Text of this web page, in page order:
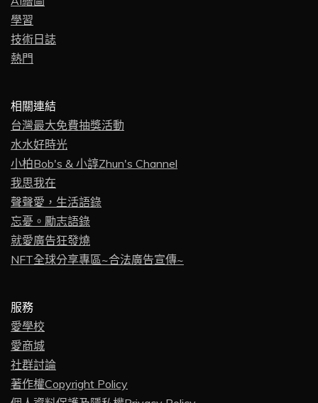
學習
技術日誌
熱門
相關連結
台灣最大免費抽獎活動
水水好時光
小柏Bob's & 小諄Zhun's Channel
我思我在
聲聲愛，生活語錄
忘憂。勵志語錄
就愛廣告狂發燒
NFT全球分享專區~合法廣告宣傳~
服務
愛學校
愛商城
社群討論
著作權Copyright Policy